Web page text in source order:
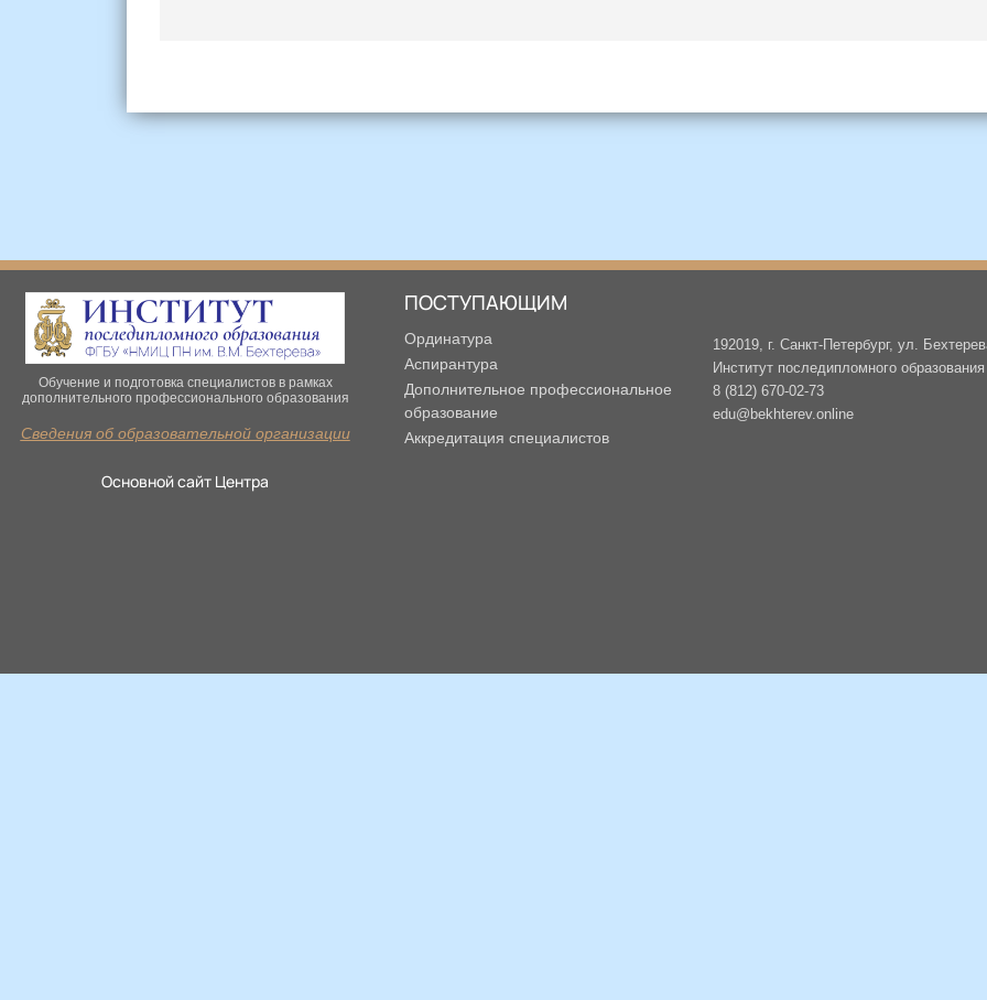
Обучение и подготовка специалистов в рамках
дополнительного профессионального образования
Сведения об образовательной организации
Основной сайт Центра
ПОСТУПАЮЩИМ
Ординатура
Аспирантура
Дополнительное профессиональное
образование
Аккредитация специалистов
192019, г. Санкт-Петербург, ул.
Институт последипломного
8 (812) 670-02-73
edu@bekhterev.online